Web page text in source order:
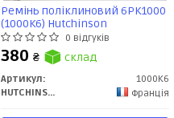
Ремінь поліклиновий 6PK1000
(1000K6) Hutchinson
0 відгуків
380 ₴ склад
Артикул:
1000K6
HUTCHINSON
Франція